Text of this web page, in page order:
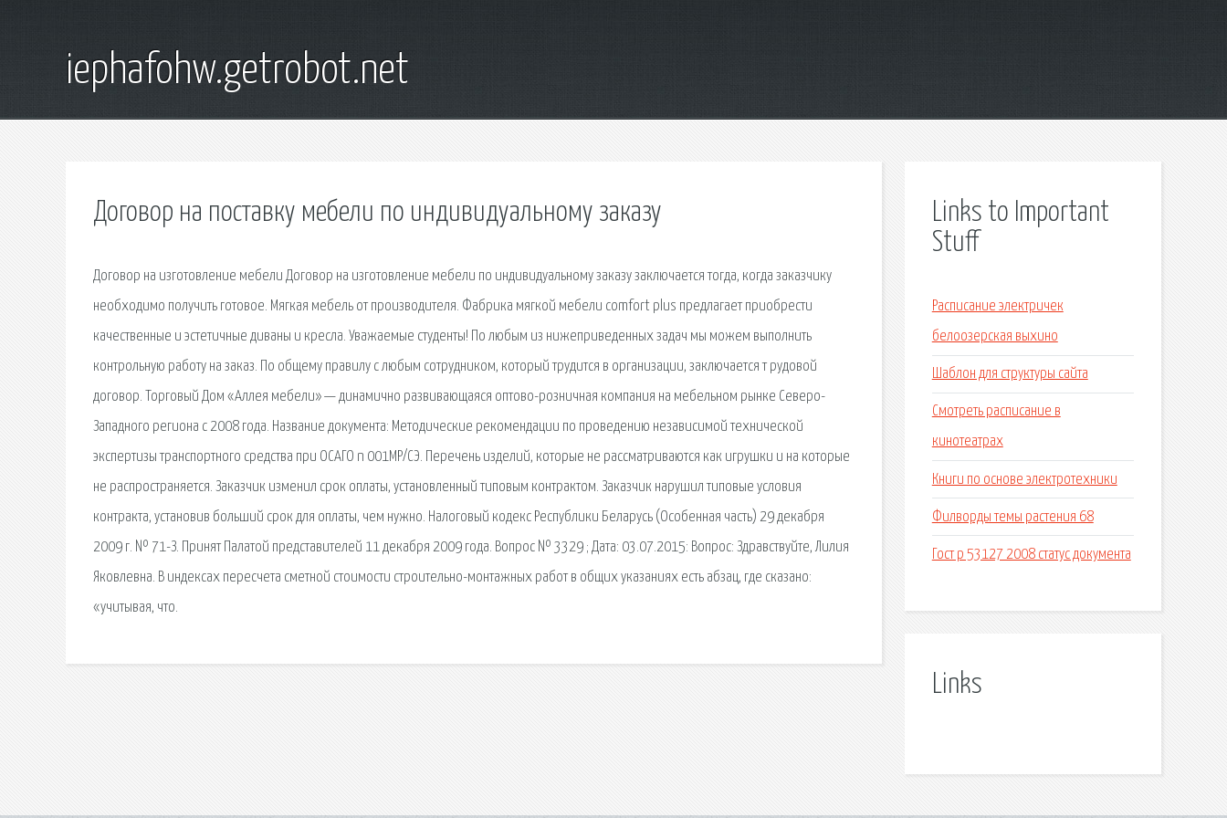
iephafohw.getrobot.net
Договор на поставку мебели по индивидуальному заказу
Договор на изготовление мебели Договор на изготовление мебели по индивидуальному заказу заключается тогда, когда заказчику
необходимо получить готовое. Мягкая мебель от производителя. Фабрика мягкой мебели comfort plus предлагает приобрести
качественные и эстетичные диваны и кресла. Уважаемые студенты! По любым из нижеприведенных задач мы можем выполнить
контрольную работу на заказ. По общему правилу с любым сотрудником, который трудится в организации, заключа­ется т рудовой
договор. Торговый Дом «Аллея мебели» — динамично развивающаяся оптово-розничная компания на мебельном рынке Северо-
Западного региона с 2008 года. Название документа: Методические рекомендации по проведению независимой технической
экспертизы транспортного средства при ОСАГО n 001МР/СЭ. Перечень изделий, которые не рассматриваются как игрушки и на которые
не распространяется. Заказчик изменил срок оплаты, установленный типовым контрактом. Заказчик нарушил типовые условия
контракта, установив больший срок для оплаты, чем нужно. Налоговый кодекс Республики Беларусь (Особенная часть) 29 декабря
2009 г. № 71-З. Принят Палатой представителей 11 декабря 2009 года. Вопрос № 3329 ; Дата: 03.07.2015: Вопрос: Здравствуйте, Лилия
Яковлевна. В индексах пересчета сметной стоимости строительно-монтажных работ в общих указаниях есть абзац, где сказано:
«учитывая, что.
Links to Important
Stuff
Расписание электричек
белоозерская выхино
Шаблон для структуры сайта
Смотреть расписание в
кинотеатрах
Книги по основе электротехники
Филворды темы растения 68
Гост р 53127 2008 статус документа
Links